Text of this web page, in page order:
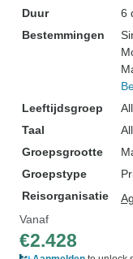
Duur
6
Bestemmingen
Leeftijdsgroep
Taal
Groepsgrootte
Groepstype
Reisorganisatie
Vanaf
€2.428